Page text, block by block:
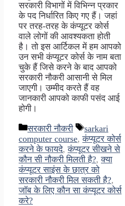
सरकारी विभागों में विभिन्न प्रकार
के पद निर्धारित किए गए हैं। जहां
पर तरह-तरह के कंप्यूटर कोर्स
वाले लोगों की आवश्यकता होती
है। तो इस आर्टिकल में हम आपको
उन सभी कंप्यूटर कोर्स के नाम बता
चुके हैं जिसे करने के बाद आपको
सरकारी नौकरी आसानी से मिल
जाएगी। उम्मीद करते हैं वह
जानकारी आपको काफी पसंद आई
होगी।
Categories
सरकारी नौकरी Tags
sarkari
computer course,कंप्यूटर कोर्स
करने के फायदे,कंप्यूटर सीखने से
कौन सी नौकरी मिलती है?,क्या
कंप्यूटर साइंस के छात्र को
सरकारी नौकरी मिल सकती है?,
जॉब के लिए कौन सा कंप्यूटर कोर्स
करे?